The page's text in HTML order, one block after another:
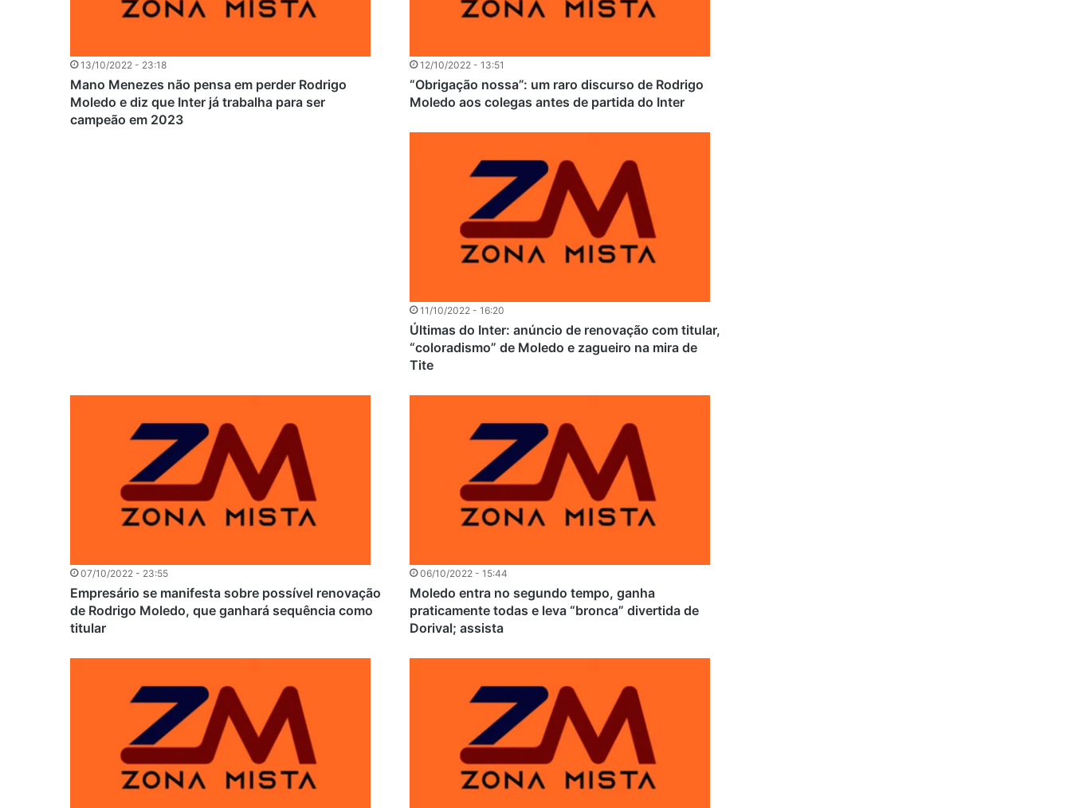
13/10/2022 - 23:18
Mano Menezes não pensa em perder Rodrigo
Moledo e diz que Inter já trabalha para ser
campeão em 2023
12/10/2022 - 13:51
“Obrigação nossa”: um raro discurso de Rodrigo
Moledo aos colegas antes de partida do Inter
11/10/2022 - 16:20
Últimas do Inter: anúncio de renovação com titular,
“coloradismo” de Moledo e zagueiro na mira de
Tite
07/10/2022 - 23:55
Empresário se manifesta sobre possível renovação
de Rodrigo Moledo, que ganhará sequência como
titular
06/10/2022 - 15:44
Moledo entra no segundo tempo, ganha
praticamente todas e leva “bronca” divertida de
Dorival; assista